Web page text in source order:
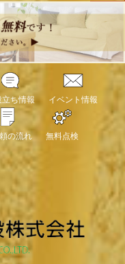
ち情報 イベント情報
の流れ 無料点検